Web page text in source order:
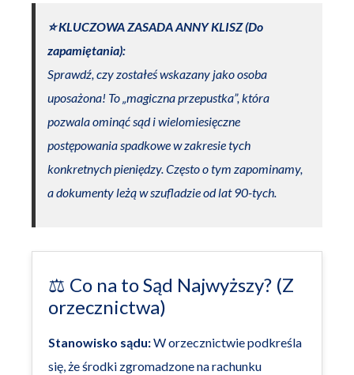
⭐️ KLUCZOWA ZASADA ANNY KLISZ (Do
zapamiętania):
Sprawdź, czy zostałeś wskazany jako osoba
uposażona! To „magiczna przepustka”, która
pozwala ominąć sąd i wielomiesięczne
postępowania spadkowe w zakresie tych
konkretnych pieniędzy. Często o tym zapominamy,
a dokumenty leżą w szufladzie od lat 90-tych.
⚖️ Co na to Sąd Najwyższy? (Z
orzecznictwa)
Stanowisko sądu:W orzecznictwie podkreśla
się, że środki zgromadzone na rachunku